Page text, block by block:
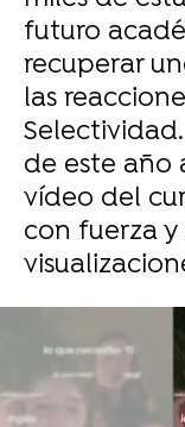
futuro
recuperar
las
de este año
vídeo del
con fuerza